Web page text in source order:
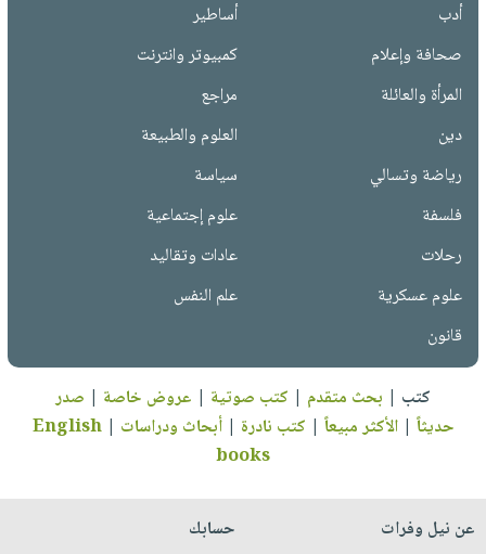
أدب
أساطير
صحافة وإعلام
كمبيوتر وانترنت
المرأة والعائلة
مراجع
دين
العلوم والطبيعة
رياضة وتسالي
سياسة
فلسفة
علوم إجتماعية
رحلات
عادات وتقاليد
علوم عسكرية
علم النفس
قانون
كتب | بحث متقدم | كتب صوتية | عروض خاصة | صدر
حديثاً |الأكثر مبيعاً | كتب نادرة |أبحاث ودراسات |
English
books
عن نيل وفرات
حسابك